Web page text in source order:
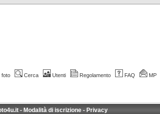
foto Cerca Utenti Regolamento FAQ MP
- Modalità di iscrizione - Privacy